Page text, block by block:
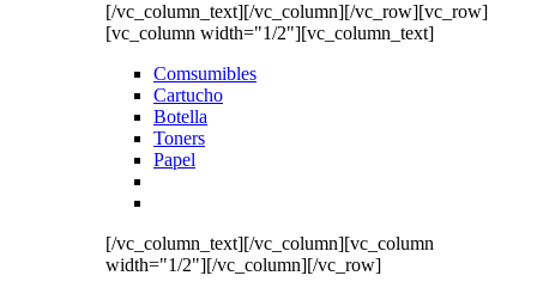
[/vc_column_text][/vc_column][/vc_row][vc_row]
[vc_column width="1/2"][vc_column_text]
Comsumibles
Cartucho
Botella
Toners
Papel
[/vc_column_text][/vc_column][vc_column
width="1/2"][/vc_column][/vc_row]